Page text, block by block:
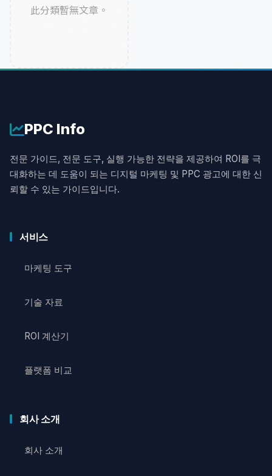
此分類暫無文章。
PPC Info
전문 가이드, 전문 도구, 실행 가능한 전략을 제공하여 ROI를 극
대화하는 데 도움이 되는 디지털 마케팅 및 PPC 광고에 대한 신
뢰할 수 있는 가이드입니다.
서비스
마케팅 도구
기술 자료
ROI 계산기
플랫폼 비교
회사 소개
회사 소개